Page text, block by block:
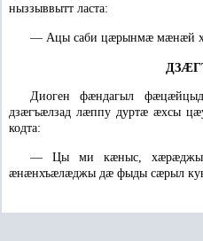
ныззыввытт ласта:
—Ацы саби цæрынмæ мæнæй
Диоген фæндагыл
дзæгъæлзад лæппу дуртæ æхсы
кодта:
—Цы ми кæныс,
æнæнхъæлæджы дæ фыды сæрыл